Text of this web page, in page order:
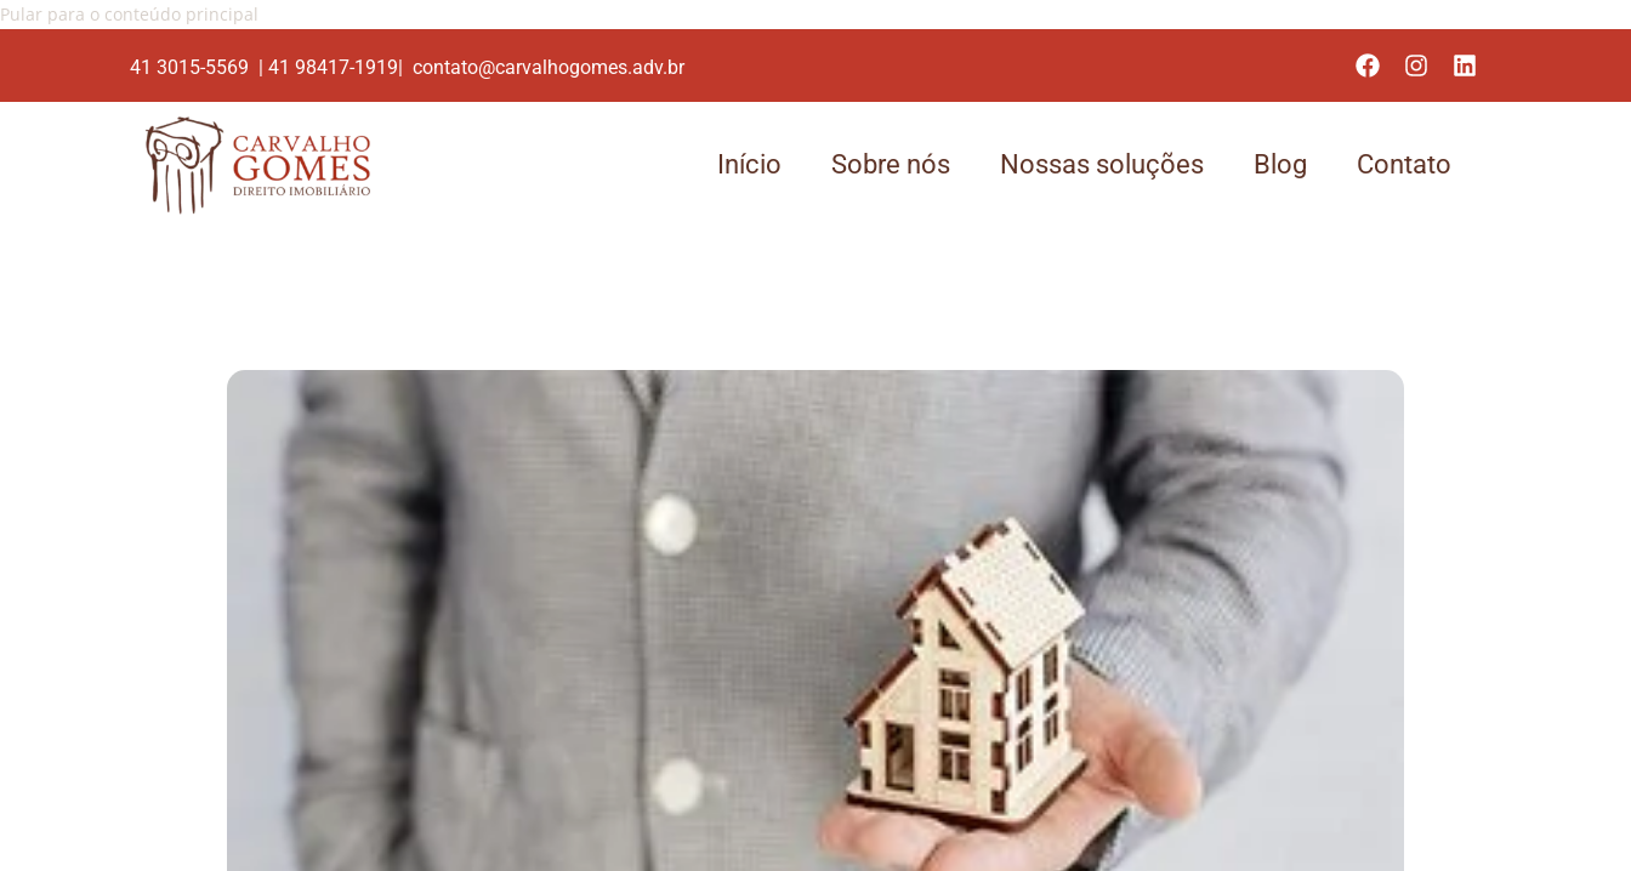
Pular para o conteúdo principal
41 3015-5569 | 41 98417-1919| contato@carvalhogomes.adv.br
Início Sobre nós Nossas soluções Blog Contato